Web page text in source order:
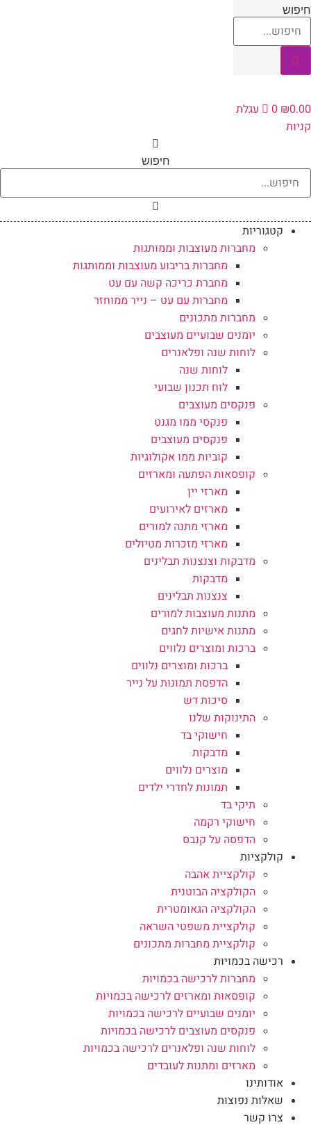
דלג
לתוכן
חיפוש
₪0.00
0
עגלת
קניות
חיפוש
קטגוריות
מחברות מעוצבות וממותגות
מחברות בריבוע מעוצבות וממותגות
מחברת כריכה קשה עם עט
מחברות עם עט – נייר ממוחזר
מחברות מתכונים
יומנים שבועיים מעוצבים
לוחות שנה ופלאנרים
לוחות שנה
לוח תכנון שבועי
פנקסים מעוצבים
פנקסי ממו מגנט
פנקסים מעוצבים
קוביות ממו אקולוגיות
קופסאות הפתעה ומארזים
מארזי יין
מארזים לאירועים
מארזי מתנה למורים
מארזי מזכרות מטיולים
מדבקות וצנצנות תבלינים
מדבקות
צנצנות תבלינים
מתנות מעוצבות למורים
מתנות אישיות לחגים
ברכות ומוצרים נלווים
ברכות ומוצרים נלווים
הדפסת תמונות על נייר
סיכות דש
התינוקות שלנו
חישוקי בד
מדבקות
מוצרים נלווים
תמונות לחדרי ילדים
תיקי בד
חישוקי רקמה
הדפסה על קנבס
קולקציות
קולקציית אהבה
הקולקציה הבוטנית
הקולקציה הגאומטרית
קולקציית משפטי השראה
קולקציית מחברות מתכונים
רכישה בכמויות
מחברות לרכישה בכמויות
קופסאות ומארזים לרכישה בכמויות
יומנים שבועיים לרכישה בכמויות
פנקסים מעוצבים לרכישה בכמויות
לוחות שנה ופלאנרים לרכישה בכמויות
מארזים ומתנות לעובדים
אודותינו
שאלות נפוצות
צרו קשר